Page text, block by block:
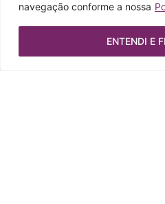
navegação conforme a nossa
ENTENDI E